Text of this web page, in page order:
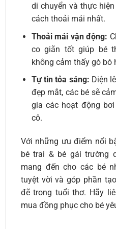
di chuyển và thực
cách thoải mái nhất.
Thoải mái vận động:
co giãn tốt giúp bé
không cảm thấy gò bó
Tự tin tỏa sáng: Diện
đẹp mắt, các bé sẽ
gia các hoạt động
cô.
Với những ưu điểm nổi
bé trai & bé gái trường
mang đến cho các bé
tuyệt vời và góp phần
đẽ trong tuổi thơ. Hãy
mua đồng phục cho bé